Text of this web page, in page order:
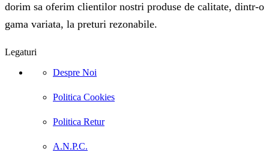
dorim sa oferim clientilor nostri produse de calitate, dintr-o
gama variata, la preturi rezonabile.
Legaturi
Despre Noi
Politica Cookies
Politica Retur
A.N.P.C.